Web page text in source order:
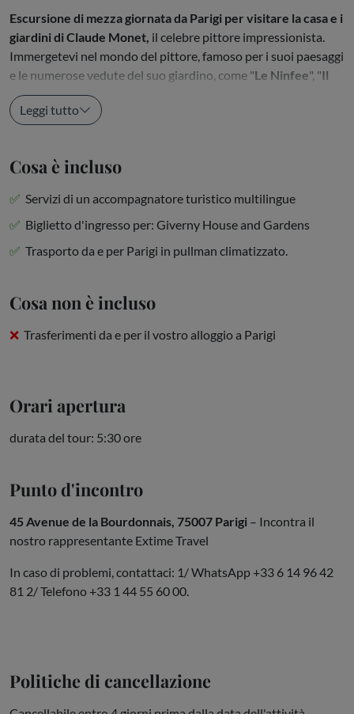
Escursione di mezza giornata da Parigi per visitare la casa e i
giardini di Claude Monet, il celebre pittore impressionista.
Immergetevi nel mondo del pittore, famoso per i suoi paesaggi
e le numerose vedute del suo giardino, come "Le Ninfee", "Il
Ponte Giapponese
Leggi tutto
Cosa è incluso
Servizi di un accompagnatore turistico multilingue
Biglietto d'ingresso per: Giverny House and Gardens
Trasporto da e per Parigi in pullman climatizzato.
Cosa non è incluso
Trasferimenti da e per il vostro alloggio a Parigi
Orari apertura
durata del tour: 5:30 ore
Punto d'incontro
45 Avenue de la Bourdonnais, 75007 Parigi – Incontra il
nostro rappresentante Extime Travel
In caso di problemi, contattaci: 1/ WhatsApp +33 6 14 96 42
81 2/ Telefono +33 1 44 55 60 00.
Politiche di cancellazione